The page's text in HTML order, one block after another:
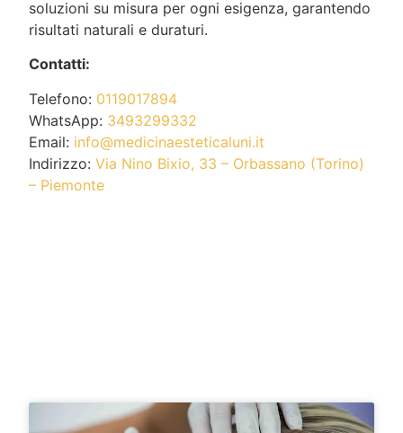
soluzioni su misura per ogni esigenza, garantendo
risultati naturali e duraturi.
Contatti:
Telefono: 0119017894
WhatsApp: 3493299332
Email: info@medicinaesteticaluni.it
Indirizzo: Via Nino Bixio, 33 – Orbassano (Torino)
– Piemonte